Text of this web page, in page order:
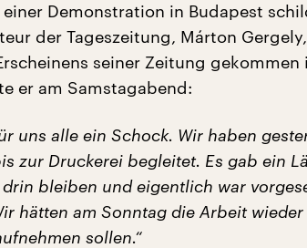
einer Demonstration in Budapest
der Tageszeitung, Márton
seiner Zeitung
er am Samstagabend:
uns alle ein Schock. Wir haben
zur Druckerei begleitet. Es gab ein
bleiben und eigentlich war
hätten am Sonntag die Arbeit
sollen.“